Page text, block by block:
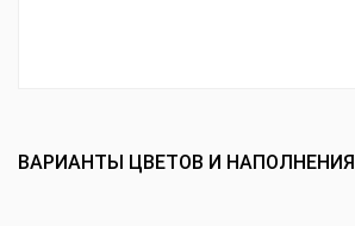
ВАРИАНТЫ ЦВЕТОВ И НАПОЛНЕНИЯ